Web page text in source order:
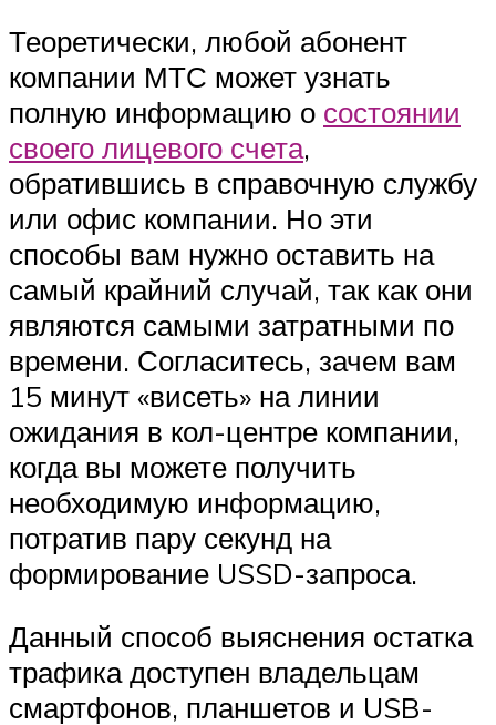
Теоретически, любой абонент
компании МТС может узнать
полную информацию о состоянии
своего лицевого счета,
обратившись в справочную службу
или офис компании. Но эти
способы вам нужно оставить на
самый крайний случай, так как они
являются самыми затратными по
времени. Согласитесь, зачем вам
15 минут «висеть» на линии
ожидания в кол-центре компании,
когда вы можете получить
необходимую информацию,
потратив пару секунд на
формирование USSD-запроса.
Данный способ выяснения остатка
трафика доступен владельцам
смартфонов, планшетов и USB-